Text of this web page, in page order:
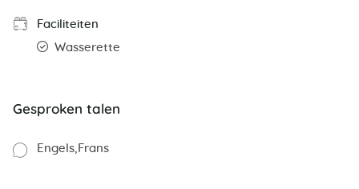
Faciliteiten
Wasserette
Gesproken talen
Engels Frans